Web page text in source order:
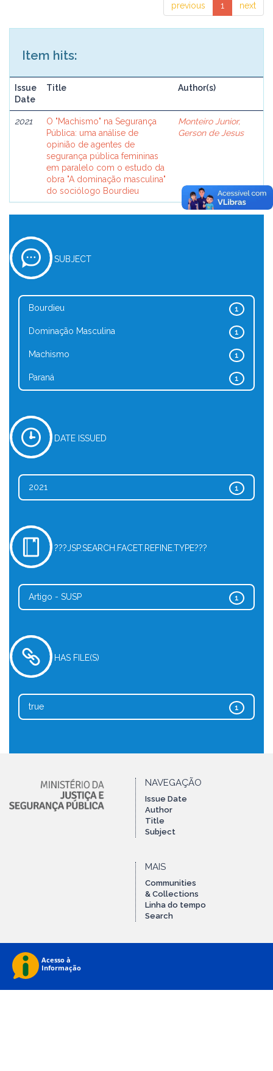
previous 1 next
Item hits:
Issue
Date
Title Author(s)
2021
O "Machismo" na Segurança
Pública: uma análise de
opinião de agentes de
segurança pública femininas
em paralelo com o estudo da
obra "A dominação masculina"
do sociólogo Bourdieu
Monteiro Junior,
Gerson de Jesus
SUBJECT
1
Bourdieu
1
Dominação Masculina
1
Machismo
1
Paraná
DATE ISSUED
1
2021
???JSP.SEARCH.FACET.REFINE.TYPE???
1
Artigo - SUSP
HAS FILE(S)
1
true
NAVEGAÇÃO
Issue Date
Author
Title
Subject
MAIS
Communities
& Collections
Linha do tempo
Search